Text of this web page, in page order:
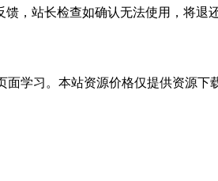
，站长检查如确认无法使用，将退
学习。本站资源价格仅提供资源下